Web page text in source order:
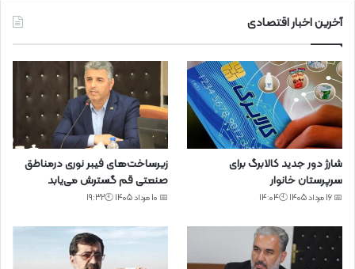
آخرین اخبار اقتصادی
شارژ دور جدید کالابرگ برای
سرپرستان خانوار
📅 16 مرداد 1405 🕙14:04
زیرساخت‌های فیبر نوری درمناطق
صنعتی قم گسترش می‌یابد
📅 10 مرداد 1405 🕙19:32